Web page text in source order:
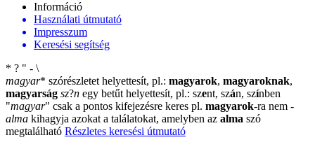
Információ
Használati útmutató
Impresszum
Keresési segítség
* ? " - \
magyar* szórészletet helyettesít, pl.: magyarok, magyaroknak,
magyarság sz?n egy betűt helyettesít, pl.: szent, szán, színben
"magyar" csak a pontos kifejezésre keres pl. magyarok-ra nem -
alma kihagyja azokat a találatokat, amelyben az alma szó
megtalálható Részletes keresési útmutató